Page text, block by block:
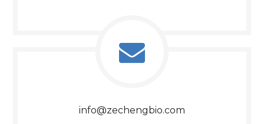
info@zechengbio.com